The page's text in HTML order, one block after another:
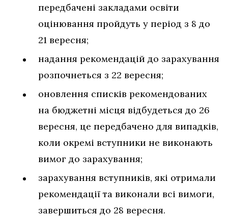
передбачені закладами освіти
оцінювання пройдуть у період з 8 до
21 вересня;
надання рекомендацій до зарахування
розпочнеться з 22 вересня;
оновлення списків рекомендованих
на бюджетні місця відбудеться до 26
вересня, це передбачено для випадків,
коли окремі вступники не виконають
вимог до зарахування;
зарахування вступників, які отримали
рекомендації та виконали всі вимоги,
завершиться до 28 вересня.